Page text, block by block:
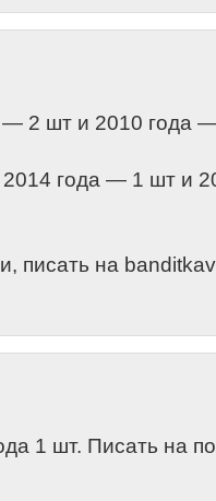
— 2 шт и 2010 года
года — 1 шт и
писать на
1 шт. Писать на